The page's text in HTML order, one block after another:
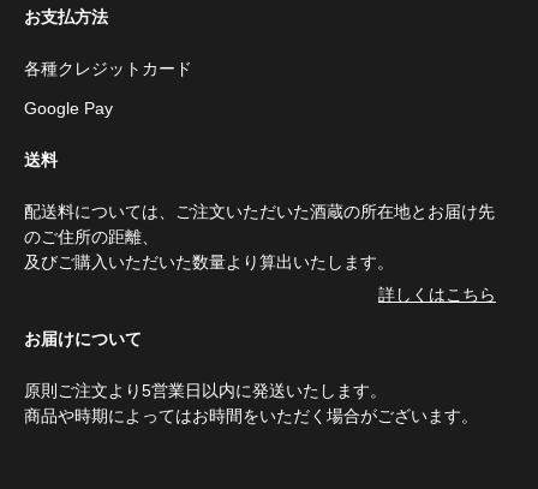
お支払方法
各種クレジットカード
Google Pay
送料
配送料については、ご注文いただいた酒蔵の所在地とお届け先
のご住所の距離、
及びご購入いただいた数量より算出いたします。
詳しくはこちら
お届けについて
原則ご注文より5営業日以内に発送いたします。
商品や時期によってはお時間をいただく場合がございます。